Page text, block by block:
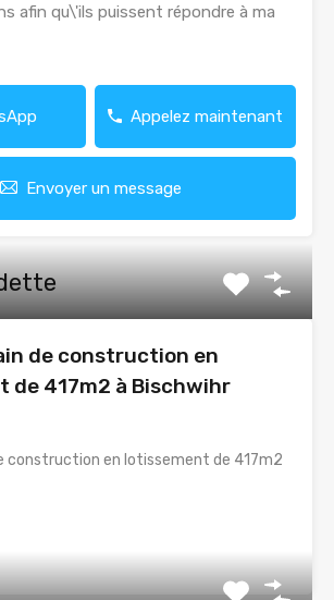
afin qu\'ils puissent répondre à ma
Appelez maintenant
Envoyer un message
de construction en
de 417m2 à Bischwihr
construction en lotissement de 417m2